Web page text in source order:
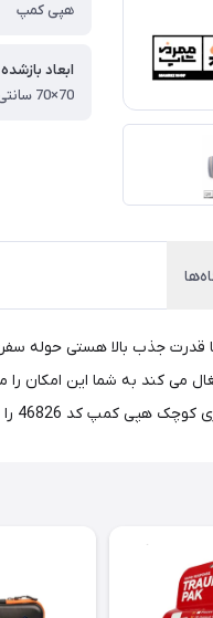
هپی کمپ
ابعاد بازشده
70×70 سانتی متر
آسیب و یا آلودگی حفظ می کند.